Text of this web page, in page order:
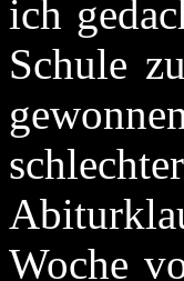
ich
Schule
Woche